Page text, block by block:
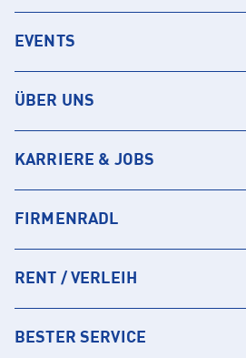
EVENTS
ÜBER UNS
KARRIERE & JOBS
FIRMENRADL
RENT / VERLEIH
BESTER SERVICE